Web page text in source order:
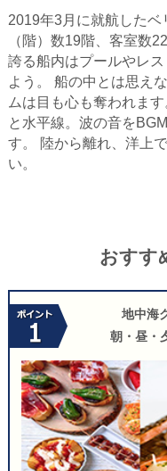
2019年3月に就航した
（階）数19階、客室数
誇る船内はプールやレ
よう。
船の中とは思え
ムは目も心も奪われます
と水平線。波の音を
す。
陸から離れ、洋上
い。
おすす
地中海
朝・昼・